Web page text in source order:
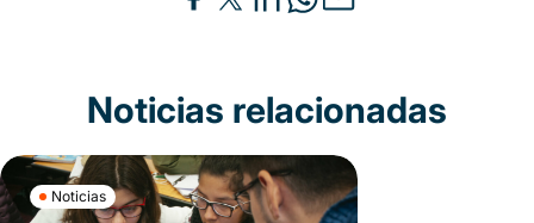
Noticias relacionadas
Noticias